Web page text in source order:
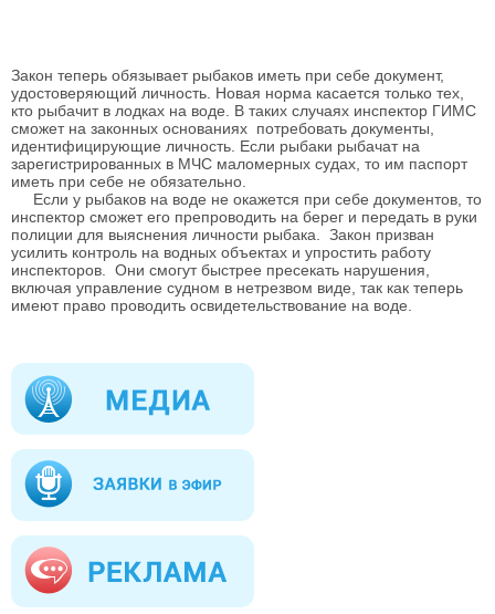
Закон теперь обязывает рыбаков иметь при себе документ,
удостоверяющий личность. Новая норма касается только тех,
кто рыбачит в лодках на воде. В таких случаях инспектор ГИМС
сможет на законных основаниях потребовать документы,
идентифицирующие личность. Если рыбаки рыбачат на
зарегистрированных в МЧС маломерных судах, то им паспорт
иметь при себе не обязательно.
Если у рыбаков на воде не окажется при себе документов, то
инспектор сможет его препроводить на берег и передать в руки
полиции для выяснения личности рыбака. Закон призван
усилить контроль на водных объектах и упростить работу
инспекторов. Они смогут быстрее пресекать нарушения,
включая управление судном в нетрезвом виде, так как теперь
имеют право проводить освидетельствование на воде.